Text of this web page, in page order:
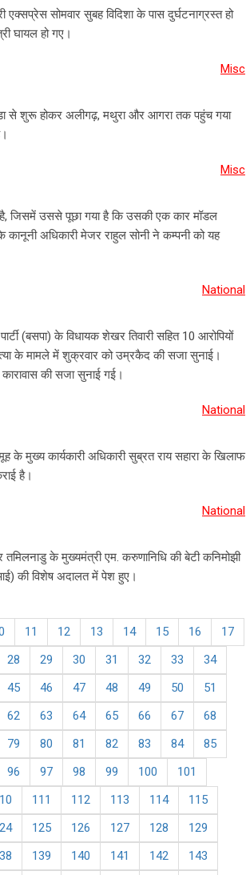
सोमवार सुबह विदिशा के पास दुर्घटनाग्रस्त हो
घायल हो गए।
Misc
से शुरू होकर अलीगढ़, मथुरा और आगरा तक पहुंच गया
Misc
है, जिसमें उससे पूछा गया है कि उसकी एक कार मॉडल
कानूनी अधिकारी मेजर राहुल सोनी ने कम्पनी को यह
National
(बसपा) के विधायक शेखर तिवारी सहित 10 आरोपियों
के मामले में शुक्रवार को उम्रकैद की सजा सुनाई।
कारावास की सजा सुनाई गई।
National
के मुख्य कार्यकारी अधिकारी सुब्रत राय सहारा के खिलाफ
है।
National
के मुख्यमंत्री एम. करुणानिधि की बेटी कनिमोझी
की विशेष अदालत में पेश हुए।
11 12 13 14 15 16
17
28 29 30 31 32 33
34
45 46 47 48 49 50
51
62 63 64 65 66 67
68
79 80 81 82 83 84
85
96 97 98 99 100
101
111 112 113 114
115
125 126 127 128
129
139 140 141 142
143